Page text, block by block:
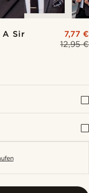
A Sir
12,95 €
7,77 €